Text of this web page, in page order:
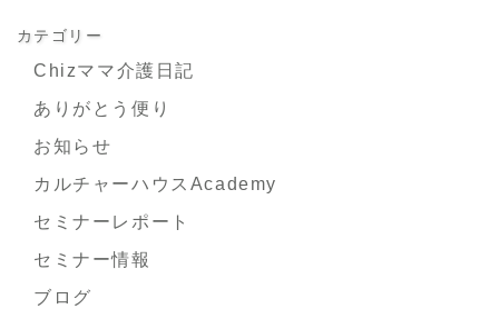
カテゴリー
Chizママ介護日記
ありがとう便り
お知らせ
カルチャーハウスAcademy
セミナーレポート
セミナー情報
ブログ